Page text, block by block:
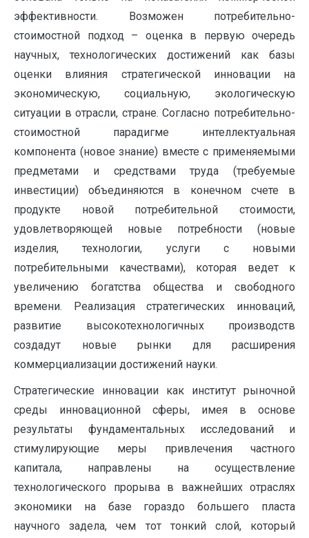
эффективности. Возможен потребительно-
стоимостной подход – оценка в первую очередь
научных, технологических достижений как базы
оценки влияния стратегической инновации на
экономическую, социальную, экологическую
ситуации в отрасли, стране. Согласно потребительно-
стоимостной парадигме интеллектуальная
компонента (новое знание) вместе с применяемыми
предметами и средствами труда (требуемые
инвестиции) объединяются в конечном счете в
продукте новой потребительной стоимости,
удовлетворяющей новые потребности (новые
изделия, технологии, услуги с новыми
потребительными качествами), которая ведет к
увеличению богатства общества и свободного
времени. Реализация стратегических инноваций,
развитие высокотехнологичных производств
создадут новые рынки для расширения
коммерциализации достижений науки.
Стратегические инновации как институт рыночной
среды инновационной сферы, имея в основе
результаты фундаментальных исследований и
стимулирующие меры привлечения частного
капитала, направлены на осуществление
технологического прорыва в важнейших отраслях
экономики на базе гораздо большего пласта
научного задела, чем тот тонкий слой, который